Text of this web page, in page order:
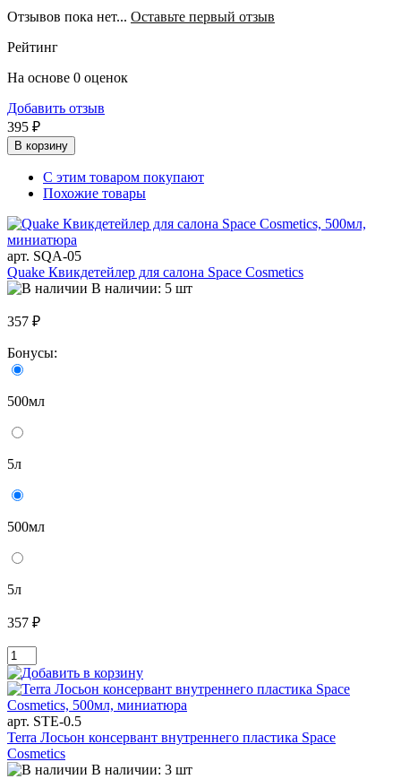
Отзывов пока нет... Оставьте первый отзыв
Рейтинг
На основе 0 оценок
Добавить отзыв
395 ₽
В корзину
С этим товаром покупают
Похожие товары
арт. SQA-05
Quake Квикдетейлер для салона Space Cosmetics
В наличии: 5 шт
357 ₽
Бонусы:
500мл
5л
500мл
5л
357 ₽
арт. STE-0.5
Terra Лосьон консервант внутреннего пластика Space
Cosmetics
В наличии: 3 шт